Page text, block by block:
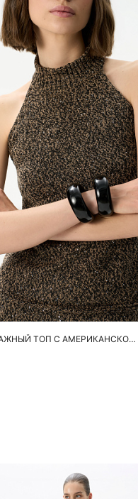
Добавить в корзину
S M L
ТРИКОТАЖНЫЙ ТОП С АМЕРИКАНСКОЙ ПРОЙМОЙ